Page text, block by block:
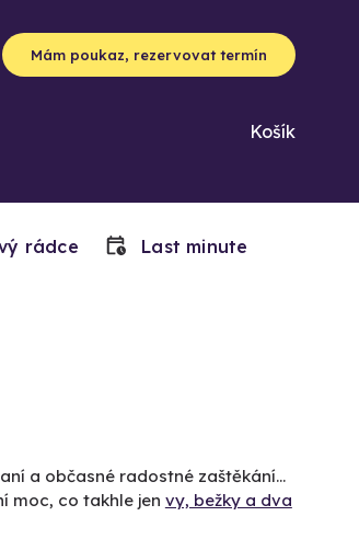
Mám poukaz, rezervovat termín
Košík
rádce Last minute
a občasné radostné zaštěkání…
moc, co takhle jen vy, bežky a dva